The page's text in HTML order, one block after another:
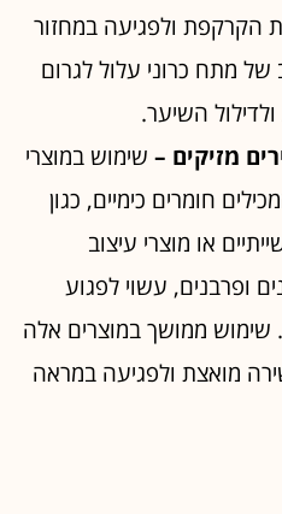
הקרקפת ולפגיעה במחזור
מתח כרוני עלול לגרום
השיער.
מזיקים –שימוש במוצרי
חומרים כימיים, כגון
או מוצרי עיצוב
ופרבנים, עשוי לפגוע
שימוש ממושך במוצרים אלה
מואצת ולפגיעה במראה